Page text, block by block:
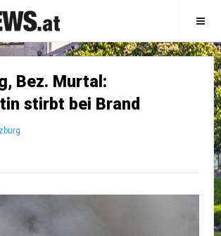
Bez. Murtal:
stirbt bei Brand